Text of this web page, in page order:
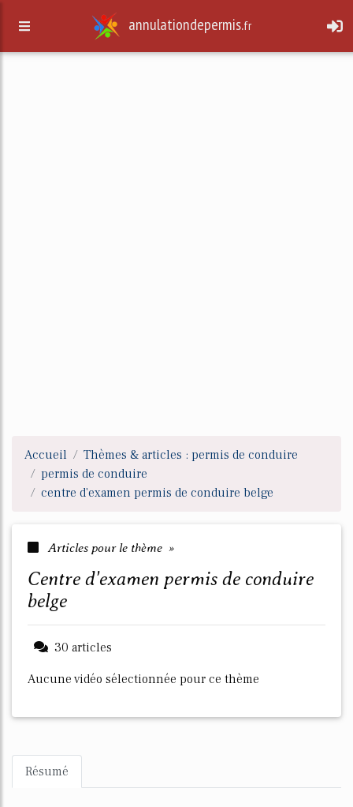
annulationdepermis.fr
Accueil
Thèmes & articles : permis de conduire
permis de conduire
centre d'examen permis de conduire belge
Articles pour le thème »
centre d'examen permis de conduire
belge
30 articles
Aucune vidéo sélectionnée pour ce thème
Résumé